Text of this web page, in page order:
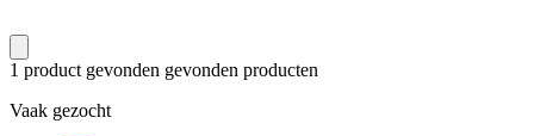
1 product gevonden gevonden producten
Vaak gezocht